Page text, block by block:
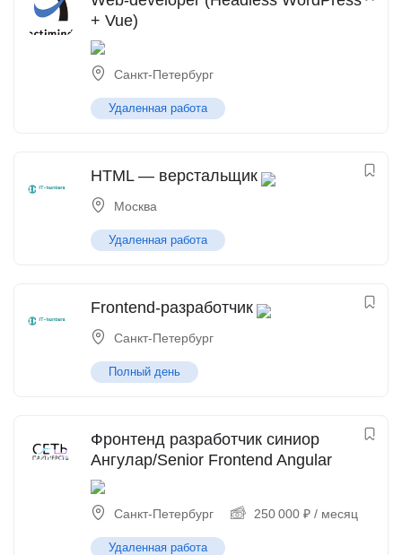
+ Vue)
Санкт-Петербург
Удаленная работа
HTML — верстальщик
Москва
Удаленная работа
Frontend-разработчик
Санкт-Петербург
Полный день
Фронтенд разработчик синиор
Ангулар/Senior Frontend Angular
Санкт-Петербург 250 000 ₽ / месяц
Удаленная работа